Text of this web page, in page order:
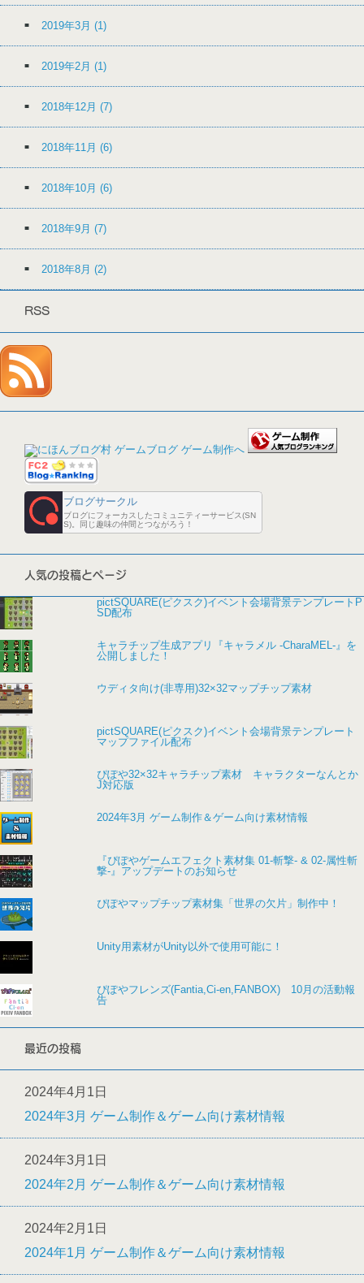
2019年3月 (1)
2019年2月 (1)
2018年12月 (7)
2018年11月 (6)
2018年10月 (6)
2018年9月 (7)
2018年8月 (2)
RSS
ブログサークル
ブログにフォーカスしたコミュニティーサービス(SN
S)。同じ趣味の仲間とつながろう！
人気の投稿とページ
pictSQUARE(ピクスク)イベント会場背景テンプレートP
SD配布
キャラチップ生成アプリ『キャラメル -CharaMEL-』を
公開しました！
ウディタ向け(非専用)32×32マップチップ素材
pictSQUARE(ピクスク)イベント会場背景テンプレート
マップファイル配布
ぴぽや32×32キャラチップ素材 キャラクターなんとか
J対応版
2024年3月 ゲーム制作＆ゲーム向け素材情報
『ぴぽやゲームエフェクト素材集 01-斬撃- & 02-属性斬
撃-』アップデートのお知らせ
ぴぽやマップチップ素材集「世界の欠片」制作中！
Unity用素材がUnity以外で使用可能に！
ぴぽやフレンズ(Fantia,Ci-en,FANBOX) 10月の活動報
告
最近の投稿
2024年4月1日
2024年3月 ゲーム制作＆ゲーム向け素材情報
2024年3月1日
2024年2月 ゲーム制作＆ゲーム向け素材情報
2024年2月1日
2024年1月 ゲーム制作＆ゲーム向け素材情報